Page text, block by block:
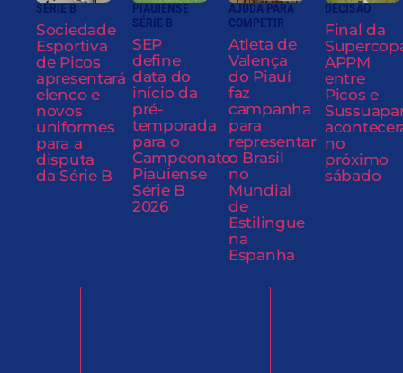
SÉRIE B
Sociedade
Esportiva
de Picos
apresentará
elenco e
novos
uniformes
para a
disputa
da Série B
PIAUIENSE
SÉRIE B
SEP
define
data do
início da
pré-
temporada
para o
Campeonato
Piauiense
Série B
2026
AJUDA PARA
COMPETIR
Atleta de
Valença
do Piauí
faz
campanha
para
representar
o Brasil
no
Mundial
de
Estilingue
na
Espanha
DECISÃO
Final da
APPM
entre
Picos e
no
próximo
sábado